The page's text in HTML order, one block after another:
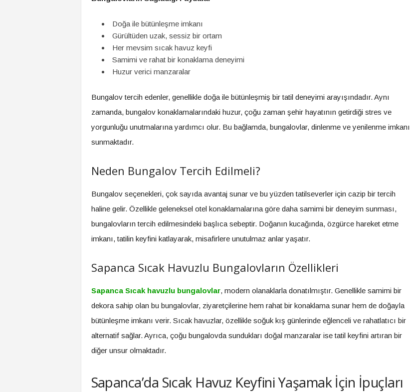
Doğa ile bütünleşme imkanı
Gürültüden uzak, sessiz bir ortam
Her mevsim sıcak havuz keyfi
Samimi ve rahat bir konaklama deneyimi
Huzur verici manzaralar
Bungalov tercih edenler, genellikle doğa ile bütünleşmiş bir tatil deneyimi arayışındadır. Aynı
zamanda, bungalov konaklamalarındaki huzur, çoğu zaman şehir hayatının getirdiği stres ve
yorgunluğu unutmalarına yardımcı olur. Bu bağlamda, bungalovlar, dinlenme ve yenilenme imkanı
sunmaktadır.
Neden Bungalov Tercih Edilmeli?
Bungalov seçenekleri, çok sayıda avantaj sunar ve bu yüzden tatilseverler için cazip bir tercih
haline gelir. Özellikle geleneksel otel konaklamalarına göre daha samimi bir deneyim sunması,
bungalovların tercih edilmesindeki başlıca sebeptir. Doğanın kucağında, özgürce hareket etme
imkanı, tatilin keyfini katlayarak, misafirlere unutulmaz anlar yaşatır.
Sapanca Sıcak Havuzlu Bungalovların Özellikleri
Sapanca Sıcak havuzlu bungalovlar, modern olanaklarla donatılmıştır. Genellikle samimi bir
dekora sahip olan bu bungalovlar, ziyaretçilerine hem rahat bir konaklama sunar hem de doğayla
bütünleşme imkanı verir. Sıcak havuzlar, özellikle soğuk kış günlerinde eğlenceli ve rahatlatıcı bir
alternatif sağlar. Ayrıca, çoğu bungalovda sundukları doğal manzaralar ise tatil keyfini artıran bir
diğer unsur olmaktadır.
Sapanca’da Sıcak Havuz Keyfini Yaşamak İçin İpuçları